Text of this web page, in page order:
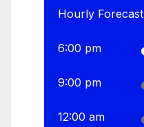
Hourly Forecast
6:00 pm
9:00 pm
12:00 am